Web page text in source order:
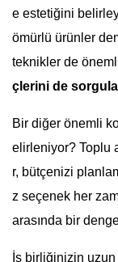
e estetiğini
ömürlü ürünler
teknikler de
çlerini de
Bir diğer önemli
elirleniyor? Toplu
r, bütçenizi
z seçenek her
arasında bir
İş birliğinizin